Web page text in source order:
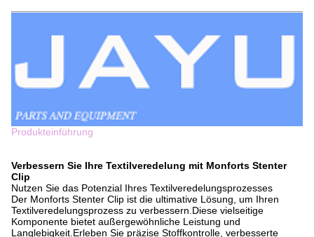
Produkteinführung
Verbessern Sie Ihre Textilveredelung mit Monforts Stenter
Clip
Nutzen Sie das Potenzial Ihres Textilveredelungsprozesses
Der Monforts Stenter Clip ist die ultimative Lösung, um Ihren
Textilveredelungsprozess zu verbessern.Diese vielseitige
Komponente bietet außergewöhnliche Leistung und
Langlebigkeit.Erleben Sie präzise Stoffkontrolle, verbesserte